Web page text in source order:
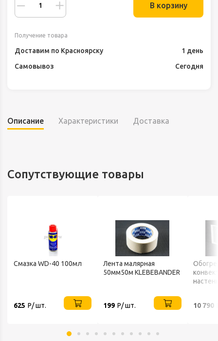
В корзину
Получение товара
Доставим по Красноярску
1 день
Самовывоз
Сегодня
Описание Характеристики Доставка
Сопутствующие товары
Смазка WD-40 100мл
625 Р/ шт.
Лента малярная
50мм50м KLEBEBANDER
199 Р/ шт.
10 790